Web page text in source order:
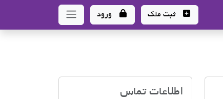
ثبت ملک ورود
اطلاعات تماس